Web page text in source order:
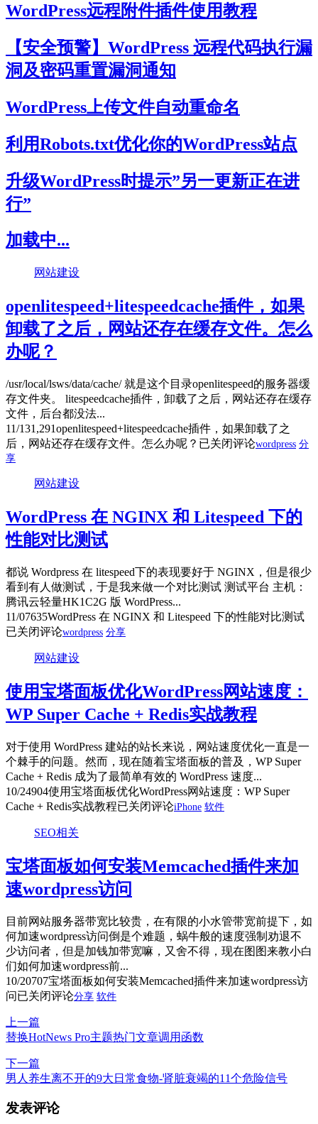
WordPress远程附件插件使用教程
【安全预警】WordPress 远程代码执行漏
洞及密码重置漏洞通知
WordPress上传文件自动重命名
利用Robots.txt优化你的WordPress站点
升级WordPress时提示”另一更新正在进
行”
加载中...
网站建设
openlitespeed+litespeedcache插件，如果
卸载了之后，网站还存在缓存文件。怎么
办呢？
/usr/local/lsws/data/cache/ 就是这个目录openlitespeed的服务器缓
存文件夹。 litespeedcache插件，卸载了之后，网站还存在缓存
文件，后台都没法...
11/131,291openlitespeed+litespeedcache插件，如果卸载了之
后，网站还存在缓存文件。怎么办呢？ 已关闭评论wordpress 分
享
网站建设
WordPress 在 NGINX 和 Litespeed 下的
性能对比测试
都说 Wordpress 在 litespeed下的表现要好于 NGINX，但是很少
看到有人做测试，于是我来做一个对比测试 测试平台 主机：
腾讯云轻量HK1C2G 版 WordPress...
11/07635WordPress 在 NGINX 和 Litespeed 下的性能对比测试
已关闭评论wordpress 分享
网站建设
使用宝塔面板优化WordPress网站速度：
WP Super Cache + Redis实战教程
对于使用 WordPress 建站的站长来说，网站速度优化一直是一
个棘手的问题。然而，现在随着宝塔面板的普及，WP Super
Cache + Redis 成为了最简单有效的 WordPress 速度...
10/24904使用宝塔面板优化WordPress网站速度：WP Super
Cache + Redis实战教程已关闭评论iPhone 软件
SEO相关
宝塔面板如何安装Memcached插件来加
速wordpress访问
目前网站服务器带宽比较贵，在有限的小水管带宽前提下，如
何加速wordpress访问倒是个难题，蜗牛般的速度强制劝退不
少访问者，但是加钱加带宽嘛，又舍不得，现在图图来教小白
们如何加速wordpress前...
10/20707宝塔面板如何安装Memcached插件来加速wordpress访
问已关闭评论分享 软件
上一篇
替换HotNews Pro主题热门文章调用函数
下一篇
男人养生离不开的9大日常食物-肾脏衰竭的11个危险信号
发表评论